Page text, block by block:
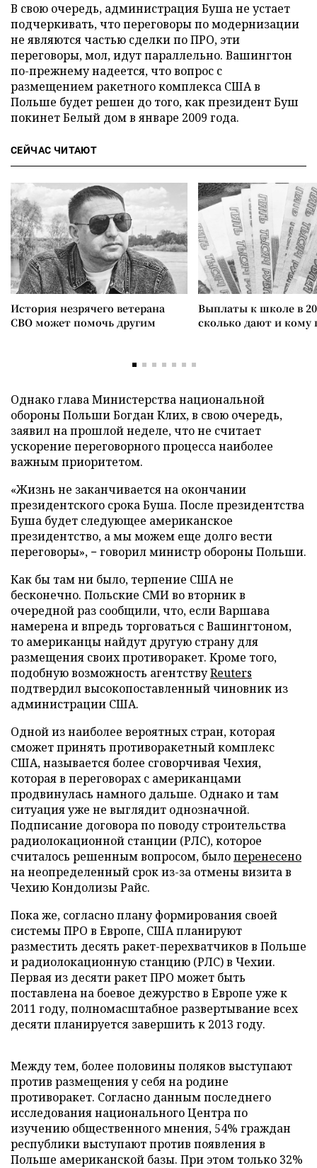
В свою очередь, администрация Буша не устает
подчеркивать, что переговоры по модернизации
не являются частью сделки по ПРО, эти
переговоры, мол, идут параллельно. Вашингтон
по-прежнему надеется, что вопрос с
размещением ракетного комплекса США в
Польше будет решен до того, как президент Буш
покинет Белый дом в январе 2009 года.
СЕЙЧАС ЧИТАЮТ
История незрячего ветерана
СВО может помочь другим
Выплаты к школе в
сколько дают и
Однако глава Министерства национальной
обороны Польши Богдан Клих, в свою очередь,
заявил на прошлой неделе, что не считает
ускорение переговорного процесса наиболее
важным приоритетом.
«Жизнь не заканчивается на окончании
президентского срока Буша. После президентства
Буша будет следующее американское
президентство, а мы можем еще долго вести
переговоры», − говорил министр обороны Польши.
Как бы там ни было, терпение США не
бесконечно. Польские СМИ во вторник в
очередной раз сообщили, что, если Варшава
намерена и впредь торговаться с Вашингтоном,
то американцы найдут другую страну для
размещения своих противоракет. Кроме того,
подобную возможность агентствуReuters
подтвердил высокопоставленный чиновник из
администрации США.
Одной из наиболее вероятных стран, которая
сможет принять противоракетный комплекс
США, называется более сговорчивая Чехия,
которая в переговорах с американцами
продвинулась намного дальше. Однако и там
ситуация уже не выглядит однозначной.
Подписание договора по поводу строительства
радиолокационной станции (РЛС), которое
считалось решенным вопросом, былоперенесено
на неопределенный срок из-за отмены визита в
Чехию Кондолизы Райс.
Пока же, согласно плану формирования своей
системы ПРО в Европе, США планируют
разместить десять ракет-перехватчиков в Польше
и радиолокационную станцию (РЛС) в Чехии.
Первая из десяти ракет ПРО может быть
поставлена на боевое дежурство в Европе уже к
2011 году, полномасштабное развертывание всех
десяти планируется завершить к 2013 году.
Между тем, более половины поляков выступают
против размещения у себя на родине
противоракет. Согласно данным последнего
исследования национального Центра по
изучению общественного мнения, 54% граждан
республики выступают против появления в
Польше американской базы. При этом только 32%